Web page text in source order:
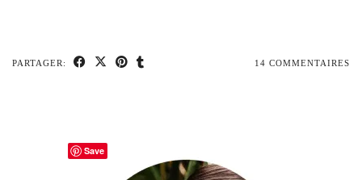
PARTAGER: 14 COMMENTAIRES
Save